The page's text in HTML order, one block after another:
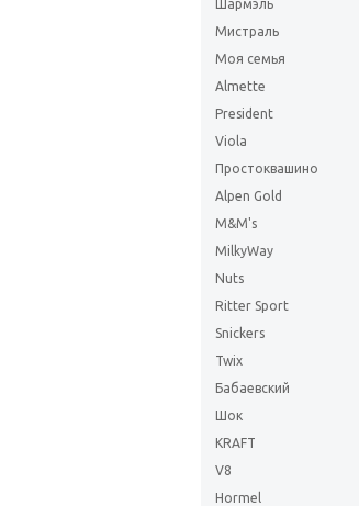
Шармэль
Мистраль
Моя семья
Almette
President
Viola
Простоквашино
Alpen Gold
M&M's
MilkyWay
Nuts
Ritter Sport
Snickers
Twix
Бабаевский
Шок
KRAFT
V8
Hormel